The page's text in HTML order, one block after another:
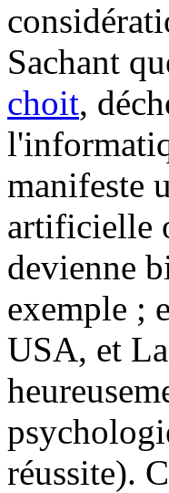
Sachant
choit,
manifeste
artificielle
devienne
exemple ;
USA, et
réussite).